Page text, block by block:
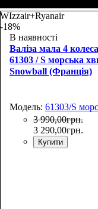
31х36х17
WIzzair+Ryanair
-18%
В наявності
Валіза мала 4 колеса
61303 / S морська
Snowball (Франція)
Модель: 61303/S
3 990,00грн.
3 290,00грн.
Купити